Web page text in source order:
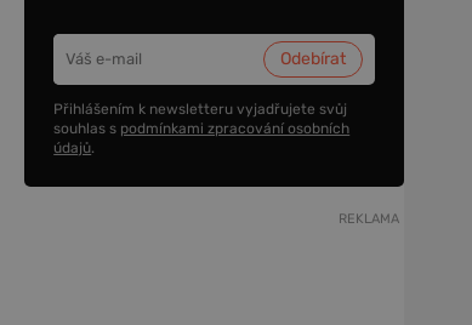
Přihlášením k newsletteru vyjadřujete svůj
souhlas s podmínkami zpracování osobních
údajů.
REKLAMA